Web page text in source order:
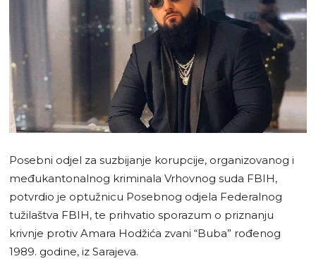
Posebni odjel za suzbijanje korupcije, organizovanog i
međukantonalnog kriminala Vrhovnog suda FBIH,
potvrdio je optužnicu Posebnog odjela Federalnog
tužilaštva FBIH, te prihvatio sporazum o priznanju
krivnje protiv Amara Hodžića zvani “Buba” rođenog
1989. godine, iz Sarajeva.